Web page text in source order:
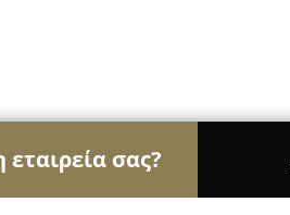
εταιρεία σας?